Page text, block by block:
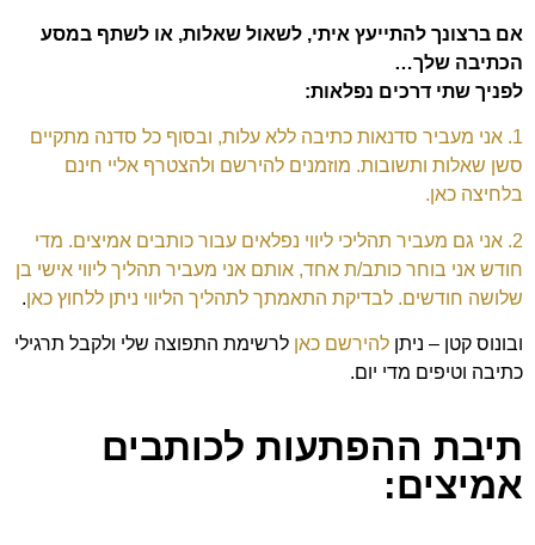
אם ברצונך להתייעץ איתי, לשאול שאלות, או לשתף במסע
הכתיבה שלך…
לפניך שתי דרכים נפלאות:
1. אני מעביר סדנאות כתיבה ללא עלות, ובסוף כל סדנה מתקיים
סשן שאלות ותשובות. מוזמנים להירשם ולהצטרף אליי חינם
בלחיצה כאן.
2. אני גם מעביר תהליכי ליווי נפלאים עבור כותבים אמיצים. מדי
חודש אני בוחר כותב/ת אחד, אותם אני מעביר תהליך ליווי אישי בן
שלושה חודשים. לבדיקת התאמתך לתהליך הליווי ניתן ללחוץ כאן.
ובונוס קטן – ניתן להירשם כאן לרשימת התפוצה שלי ולקבל תרגילי
כתיבה וטיפים מדי יום.
תיבת ההפתעות לכותבים
אמיצים: